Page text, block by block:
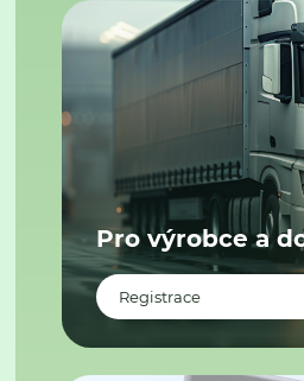
Pro výrobce a
Registrace